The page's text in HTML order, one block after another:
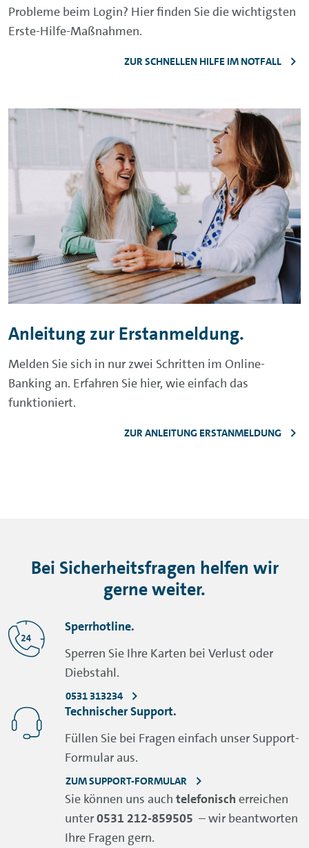
Probleme beim Login? Hier finden Sie die wichtigsten
Erste-Hilfe-Maßnahmen.
ZUR SCHNELLEN HILFE IM NOTFALL
Anleitung zur Erstanmeldung.
Melden Sie sich in nur zwei Schritten im Online-
Banking an. Erfahren Sie hier, wie einfach das
funktioniert.
ZUR ANLEITUNG ERSTANMELDUNG
Bei Sicherheitsfragen helfen wir
gerne weiter.
Sperrhotline.
Sperren Sie Ihre Karten bei Verlust oder
Diebstahl.
0531 313234
TechnischerSupport.
Füllen Sie bei Fragen einfach unser Support-
Formular aus.
ZUM SUPPORT-FORMULAR
Sie können uns auch telefonisch erreichen
unter0531 212-859505 – wir beantworten
Ihre Fragen gern.